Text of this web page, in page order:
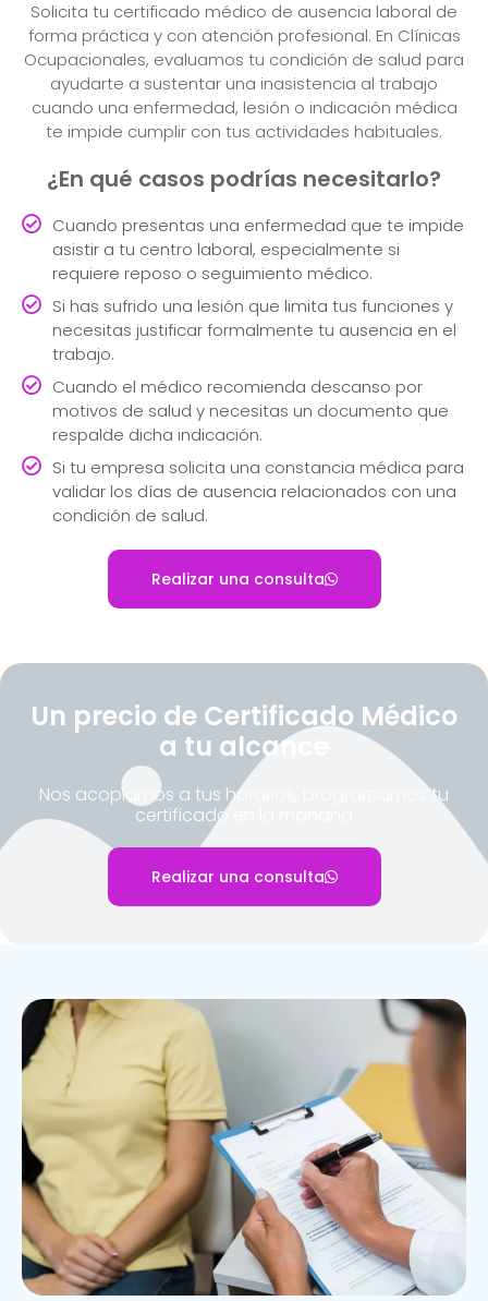
Solicita tu certificado médico de ausencia laboral de
forma práctica y con atención profesional. En Clínicas
Ocupacionales, evaluamos tu condición de salud para
ayudarte a sustentar una inasistencia al trabajo
cuando una enfermedad, lesión o indicación médica
te impide cumplir con tus actividades habituales.
¿En qué casos podrías necesitarlo?
Cuando presentas una enfermedad que te impide
asistir a tu centro laboral, especialmente si
requiere reposo o seguimiento médico.
Si has sufrido una lesión que limita tus funciones y
necesitas justificar formalmente tu ausencia en el
trabajo.
Cuando el médico recomienda descanso por
motivos de salud y necesitas un documento que
respalde dicha indicación.
Si tu empresa solicita una constancia médica para
validar los días de ausencia relacionados con una
condición de salud.
Realizar una consulta
Un precio de Certificado Médico
a tu alcance
Nos acoplamos a tus horarios, programamos tu
certificado en la mañana
Realizar una consulta